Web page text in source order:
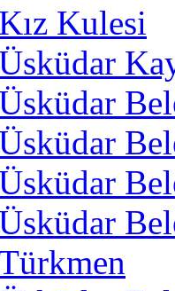
Kız Kulesi